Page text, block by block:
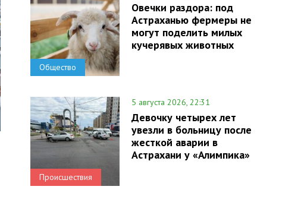
Общество
Овечки раздора: под
Астраханью фермеры не
могут поделить милых
кучерявых животных
Происшествия
5 августа 2026, 22:31
Девочку четырех лет
увезли в больницу после
жесткой аварии в
Астрахани у «Алимпика»